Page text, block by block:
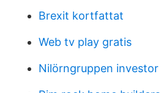
Brexit kortfattat
Web tv play gratis
Nilörngruppen investor